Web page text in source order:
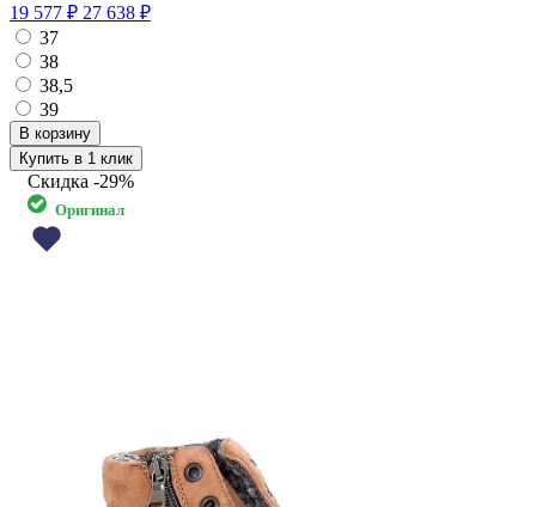
19 577 ₽ 27 638 ₽
37
38
38,5
39
Купить в 1 клик
Скидка -29%
Оригинал